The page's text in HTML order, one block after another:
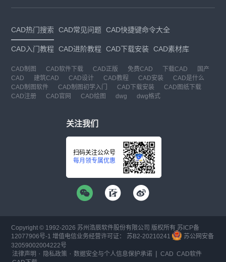
CAD热门搜索 CAD常见问题 CAD快捷键命令大全
CAD入门教程 CAD进阶教程 CAD下载安装 CAD素材库
CAD制图 CAD软件下载 CAD正版 免费CAD 下载CAD
国产
CAD
建筑CAD CAD设计 CAD教程 CAD安装
CAD是什么
CAD制图软件
CAD制图初学入门 CAD下载安装
CAD图纸下载
CAD注册
CAD官网 CAD绘图 dwg dwg格式
关注我们
扫码关注公众号
每月领专属优惠
Copyright © 1992-2026 苏州浩辰软件股份有限公司 版权所有 苏ICP备
12077906号-1 增值电信业务经营许可证： 苏B2-20210241
苏公网安备
32059002004222号
法律声明 · 隐私政策 ·数据安全与个人信息保护承诺 | CAD CAD软件